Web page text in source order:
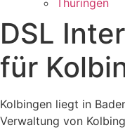
Thüringen
DSL
für
Kolbingen liegt in
Verwaltung von